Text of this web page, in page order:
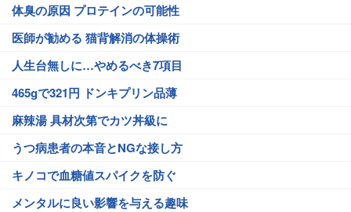
体臭の原因 プロテインの可能性
医師が勧める 猫背解消の体操術
人生台無しに…やめるべき7項目
465gで321円 ドンキプリン品薄
麻辣湯 具材次第でカツ丼級に
うつ病患者の本音とNGな接し方
キノコで血糖値スパイクを防ぐ
メンタルに良い影響を与える趣味